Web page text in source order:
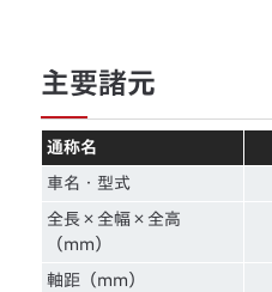
主要諸元
通称名
車名・型式
全長×全幅×全高
（mm）
軸距（mm）